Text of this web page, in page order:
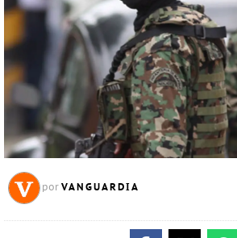
por VANGUARDIA